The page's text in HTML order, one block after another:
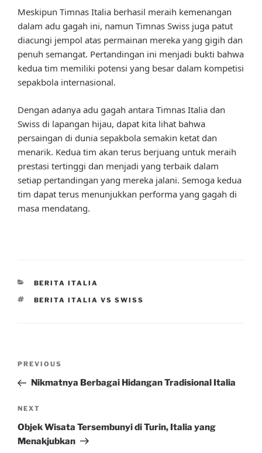
Meskipun Timnas Italia berhasil meraih kemenangan
dalam adu gagah ini, namun Timnas Swiss juga patut
diacungi jempol atas permainan mereka yang gigih dan
penuh semangat. Pertandingan ini menjadi bukti bahwa
kedua tim memiliki potensi yang besar dalam kompetisi
sepakbola internasional.
Dengan adanya adu gagah antara Timnas Italia dan
Swiss di lapangan hijau, dapat kita lihat bahwa
persaingan di dunia sepakbola semakin ketat dan
menarik. Kedua tim akan terus berjuang untuk meraih
prestasi tertinggi dan menjadi yang terbaik dalam
setiap pertandingan yang mereka jalani. Semoga kedua
tim dapat terus menunjukkan performa yang gagah di
masa mendatang.
CATEGORIES
BERITA ITALIA
TAGS
BERITA ITALIA VS SWISS
Previous
Post
PREVIOUS
Nikmatnya Berbagai Hidangan Tradisional Italia
Next
Post
NEXT
Objek Wisata Tersembunyi di Turin, Italia yang
Menakjubkan